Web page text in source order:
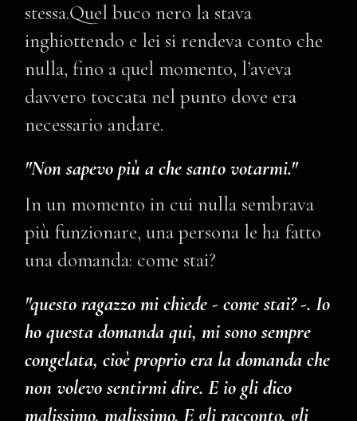
stessa.Quel buco nero la stava
inghiottendo e lei si rendeva conto che
nulla, fino a quel momento, l’aveva
davvero toccata nel punto dove era
necessario andare.
"Non sapevo più a che santo votarmi."
In un momento in cui nulla sembrava
più funzionare, una persona le ha fatto
una domanda: come stai?
"questo ragazzo mi chiede - come stai? -. Io
ho questa domanda qui, mi sono sempre
congelata, cioè proprio era la domanda che
non volevo sentirmi dire. E io gli dico
malissimo, malissimo. E gli racconto, gli